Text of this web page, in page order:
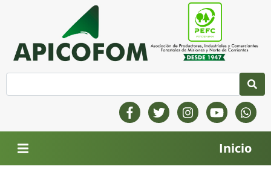
Inicio